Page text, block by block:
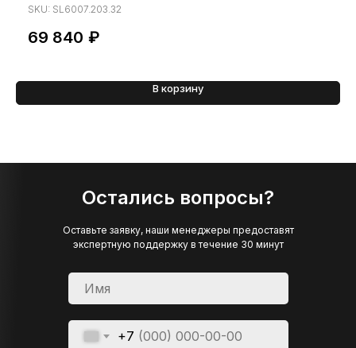
SKU: SL6007.203.32
69 840 ₽
В корзину
Остались вопросы?
+7
Оставьте заявку, наши менеджеры предоставят
экспертную поддержку в течение 30 минут